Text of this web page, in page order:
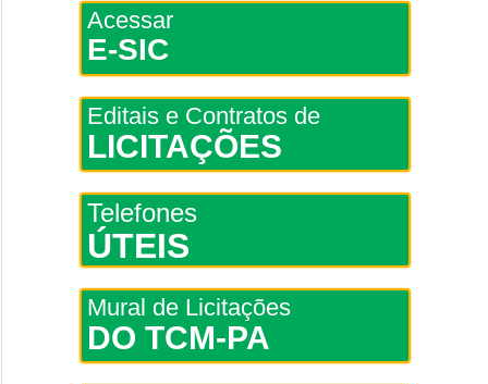
Acessar
E-SIC
Editais e Contratos de
LICITAÇÕES
Telefones
ÚTEIS
Mural de Licitações
DO TCM-PA